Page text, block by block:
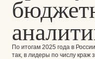
По итогам 2025 года в
так, в лидеры по числу краж